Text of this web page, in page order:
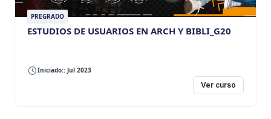
PREGRADO
ESTUDIOS DE USUARIOS EN ARCH Y BIBLI_G20
Iniciado:: Jul 2023
Ver curso